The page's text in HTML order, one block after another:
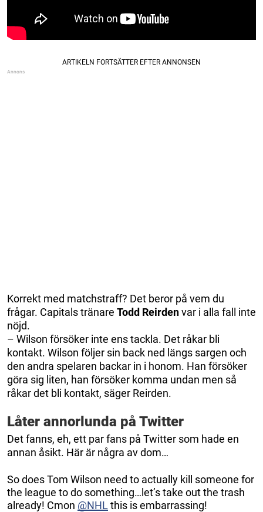
Korrekt med matchstraff? Det beror på vem du
frågar. Capitals tränare Todd Reirdenvar i alla fall inte
nöjd.
– Wilson försöker inte ens tackla. Det råkar bli
kontakt. Wilson följer sin back ned längs sargen och
den andra spelaren backar in i honom. Han försöker
göra sig liten, han försöker komma undan men så
råkar det bli kontakt, säger Reirden.
Låter annorlunda på Twitter
Det fanns, eh, ett par fans på Twitter som hade en
annan åsikt. Här är några av dom…
So does Tom Wilson need to actually kill someone for
the league to do something…let’s take out the trash
already! Cmon @NHL this is embarrassing!